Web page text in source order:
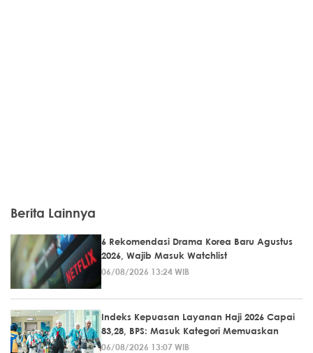
Berita Lainnya
6 Rekomendasi Drama Korea Baru Agustus
2026, Wajib Masuk Watchlist
06/08/2026 13:24 WIB
Indeks Kepuasan Layanan Haji 2026 Capai
83,28, BPS: Masuk Kategori Memuaskan
06/08/2026 13:07 WIB